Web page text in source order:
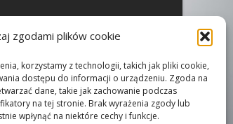
zgodami plików cookie
korzystamy z technologii, takich jak pliki cookie,
dostępu do informacji o urządzeniu. Zgoda na
dane, takie jak zachowanie podczas
na tej stronie. Brak wyrażenia zgody lub
wpłynąć na niektóre cechy i funkcje.